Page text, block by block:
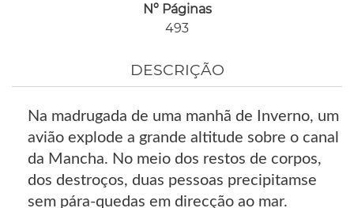
Nº Páginas
493
DESCRIÇÃO
Na madrugada de uma manhã de Inverno, um
avião explode a grande altitude sobre o canal
da Mancha. No meio dos restos de corpos,
dos destroços, duas pessoas precipitamse
sem pára-quedas em direcção ao mar.